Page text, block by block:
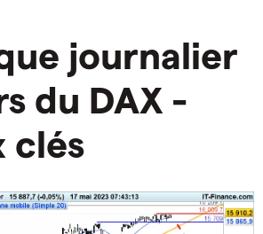
journalier
du DAX -
clés